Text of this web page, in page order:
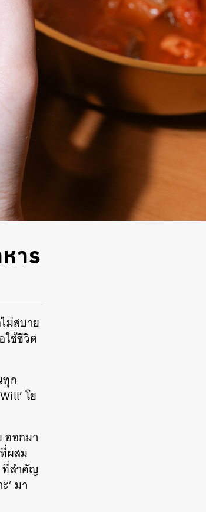
าร
ม่สบาย
ใช้ชีวิต
ทุก
โย
ออกมา
ผสม
ที่สำคัญ
’ มา